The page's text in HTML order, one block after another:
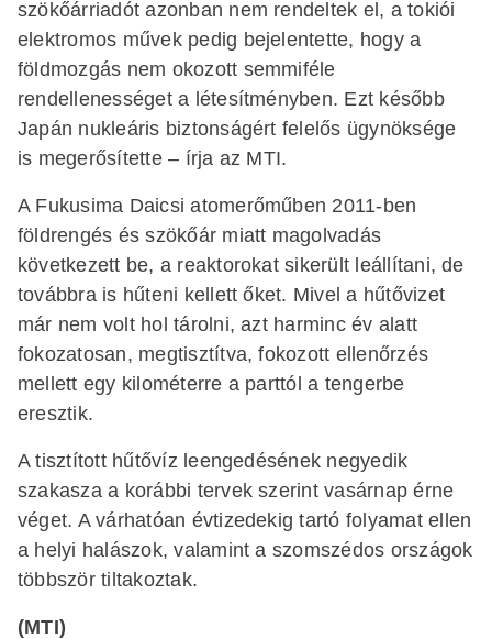
szökőárriadót azonban nem rendeltek el, a tokiói
elektromos művek pedig bejelentette, hogy a
földmozgás nem okozott semmiféle
rendellenességet a létesítményben. Ezt később
Japán nukleáris biztonságért felelős ügynöksége
is megerősítette – írja az MTI.
A Fukusima Daicsi atomerőműben 2011-ben
földrengés és szökőár miatt magolvadás
következett be, a reaktorokat sikerült leállítani, de
továbbra is hűteni kellett őket. Mivel a hűtővizet
már nem volt hol tárolni, azt harminc év alatt
fokozatosan, megtisztítva, fokozott ellenőrzés
mellett egy kilométerre a parttól a tengerbe
eresztik.
A tisztított hűtővíz leengedésének negyedik
szakasza a korábbi tervek szerint vasárnap érne
véget. A várhatóan évtizedekig tartó folyamat ellen
a helyi halászok, valamint a szomszédos országok
többször tiltakoztak.
(MTI)